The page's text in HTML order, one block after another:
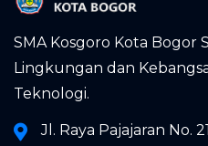
SMA Kosgoro Kota Bogor
Lingkungan dan
Teknologi.
Jl. Raya Pajajaran No.